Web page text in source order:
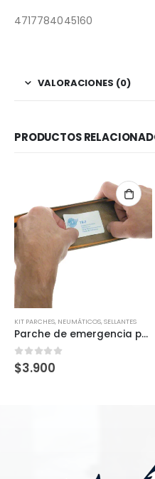
4717784045160
VALORACIONES (0)
PRODUCTOS
KIT PARCHES, NEUMÁTICOS,SELLANTES
Parche de emergencia para neumáticos ParkTool
0 out of 5
$3.900